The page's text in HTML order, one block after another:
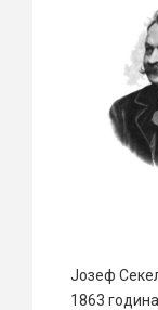
Јозеф
1863